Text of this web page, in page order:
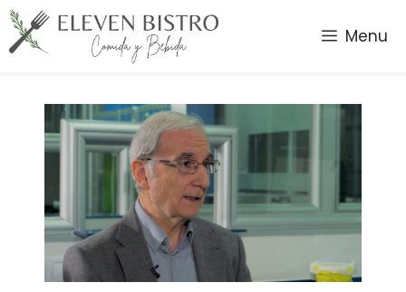
Saltar
al
contenido
Menu